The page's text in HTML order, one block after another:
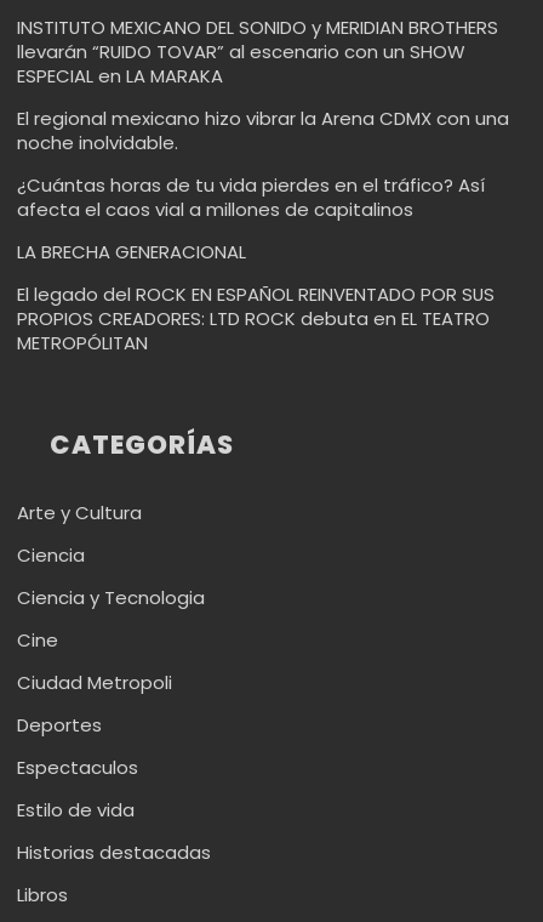
INSTITUTO MEXICANO DEL SONIDO y MERIDIAN BROTHERS
llevarán “RUIDO TOVAR” al escenario con un SHOW
ESPECIAL en LA MARAKA
El regional mexicano hizo vibrar la Arena CDMX con una
noche inolvidable.
¿Cuántas horas de tu vida pierdes en el tráfico? Así
afecta el caos vial a millones de capitalinos
LA BRECHA GENERACIONAL
El legado del ROCK EN ESPAÑOL REINVENTADO POR SUS
PROPIOS CREADORES: LTD ROCK debuta en EL TEATRO
METROPÓLITAN
CATEGORÍAS
Arte y Cultura
Ciencia
Ciencia y Tecnologia
Cine
Ciudad Metropoli
Deportes
Espectaculos
Estilo de vida
Historias destacadas
Libros